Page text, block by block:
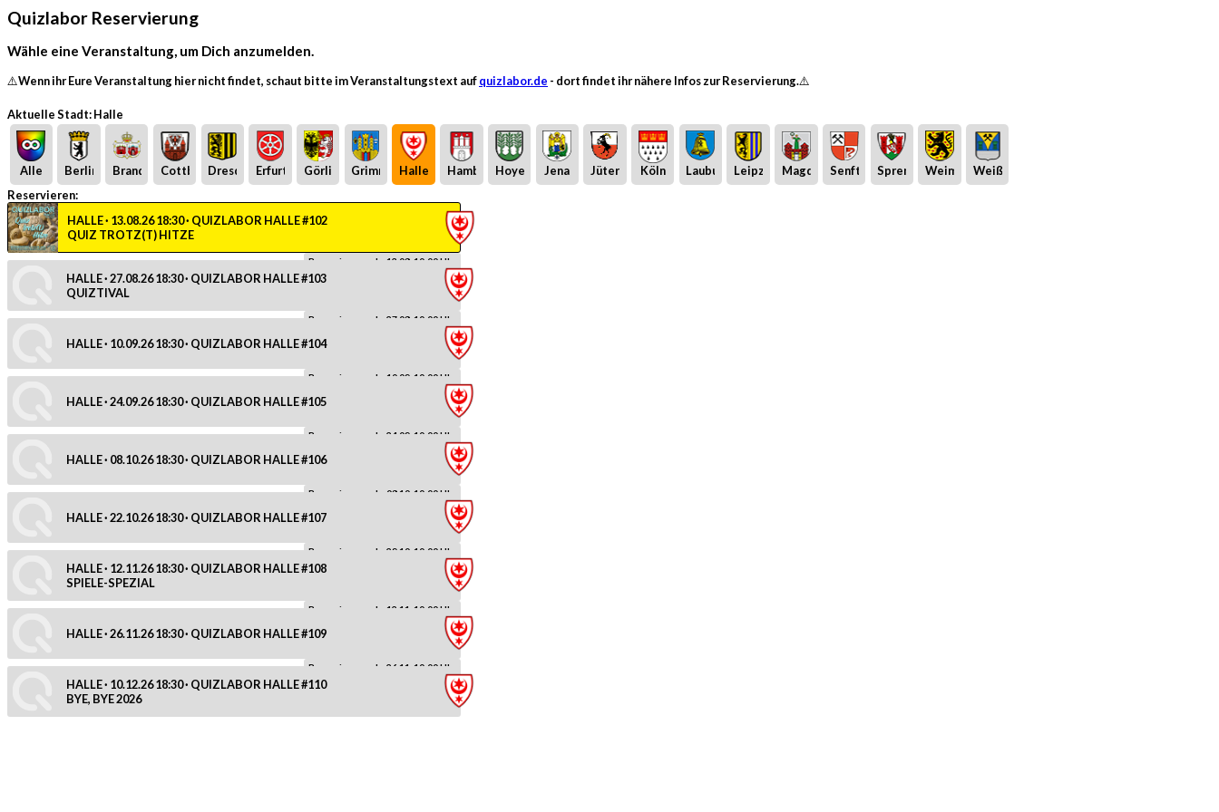
Quizlabor Reservierung
Wähle eine Veranstaltung, um Dich anzumelden.
⚠️Wenn ihr Eure Veranstaltung hier nicht findet, schaut bitte im Veranstaltungstext aufquizlabor.de - dort findet ihr nähere Infos zur Reservierung.⚠️
Aktuelle Stadt: Halle
Alle Berlin Brandenburg
Cottbus Dresden Erfurt Görlitz Grimma Halle HamburgHoyerswerda
Jena Jüterbog Köln LaubuschLeipzig MagdeburgSenftenbergSprembergWeimar
Weißwasser
Reservieren:
HALLE · 13.08.26 18:30 · QUIZLABOR HALLE #102
QUIZ TROTZ(T) HITZE
Reservierung ab: 13.08. 10:00 Uhr
HALLE · 27.08.26 18:30 · QUIZLABOR HALLE #103
QUIZTIVAL
Reservierung ab: 27.08. 10:00 Uhr
HALLE · 10.09.26 18:30 · QUIZLABOR HALLE #104
Reservierung ab: 10.09. 10:00 Uhr
HALLE · 24.09.26 18:30 · QUIZLABOR HALLE #105
Reservierung ab: 24.09. 10:00 Uhr
HALLE · 08.10.26 18:30 · QUIZLABOR HALLE #106
Reservierung ab: 08.10. 10:00 Uhr
HALLE · 22.10.26 18:30 · QUIZLABOR HALLE #107
Reservierung ab: 29.10. 10:00 Uhr
HALLE · 12.11.26 18:30 · QUIZLABOR HALLE #108
SPIELE-SPEZIAL
Reservierung ab: 12.11. 10:00 Uhr
HALLE · 26.11.26 18:30 · QUIZLABOR HALLE #109
Reservierung ab: 26.11. 10:00 Uhr
HALLE · 10.12.26 18:30 · QUIZLABOR HALLE #110
BYE, BYE 2026